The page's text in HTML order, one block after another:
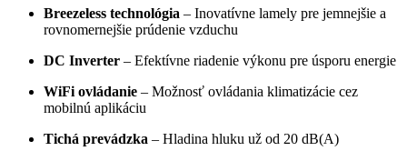
Breezeless technológia – Inovatívne lamely pre jemnejšie a
rovnomernejšie prúdenie vzduchu
DC Inverter – Efektívne riadenie výkonu pre úsporu energie
WiFi ovládanie – Možnosť ovládania klimatizácie cez
mobilnú aplikáciu
Tichá prevádzka – Hladina hluku už od 20 dB(A)